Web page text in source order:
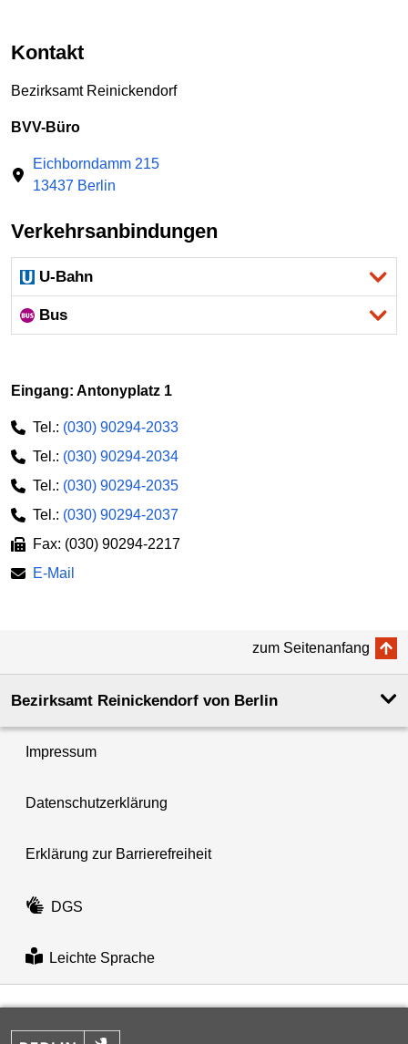
Kontakt
Bezirksamt Reinickendorf
BVV-Büro
Eichborndamm 215
13437 Berlin
Verkehrsanbindungen
U-Bahn
Bus
Eingang: Antonyplatz 1
Tel.: (030) 90294-2033
Tel.: (030) 90294-2034
Tel.: (030) 90294-2035
Tel.: (030) 90294-2037
Fax: (030) 90294-2217
E-Mail
zum Seitenanfang
Bezirksamt Reinickendorf von Berlin
Impressum
Datenschutzerklärung
Erklärung zur Barrierefreiheit
DGS
Leichte Sprache